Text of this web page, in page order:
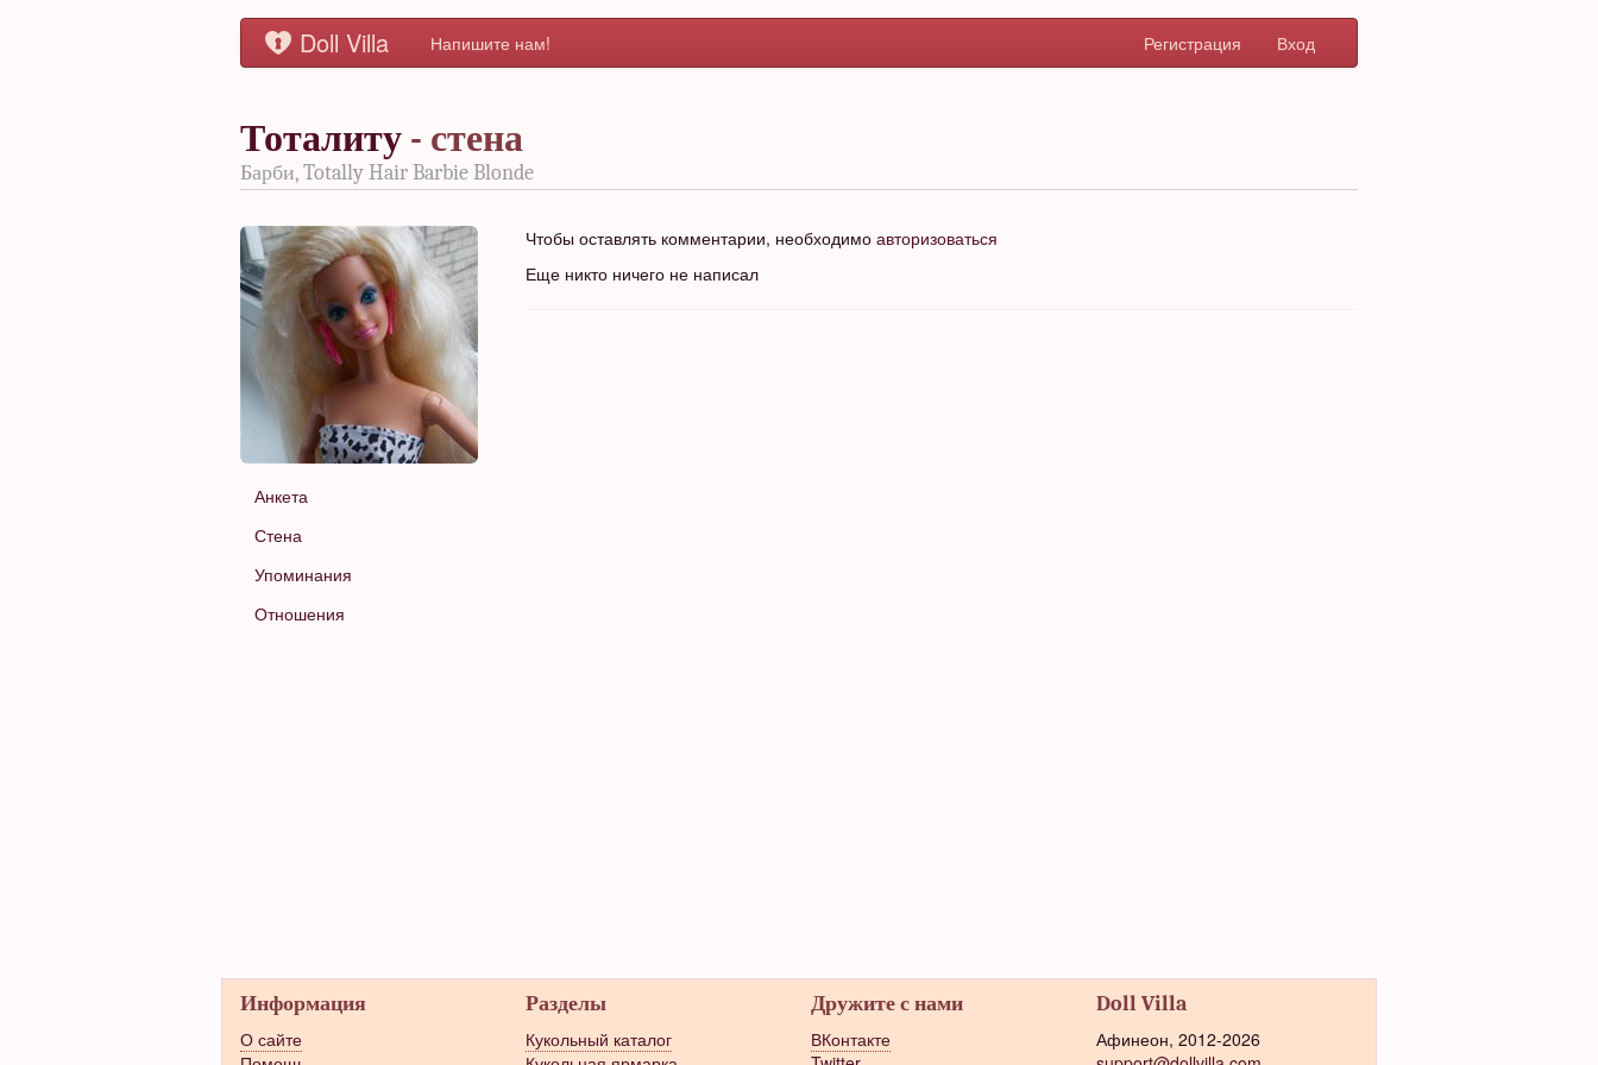
Doll Villa Напишите нам! Регистрация Вход
Тоталиту - стена
Барби, Totally Hair Barbie Blonde
Анкета
Стена
Упоминания
Отношения
Чтобы оставлять комментарии, необходимо авторизоваться
Еще никто ничего не написал
Информация
О сайте
Разделы
Кукольный каталог
Дружите с нами
ВКонтакте
Doll Villa
Афинеон, 2012-2026